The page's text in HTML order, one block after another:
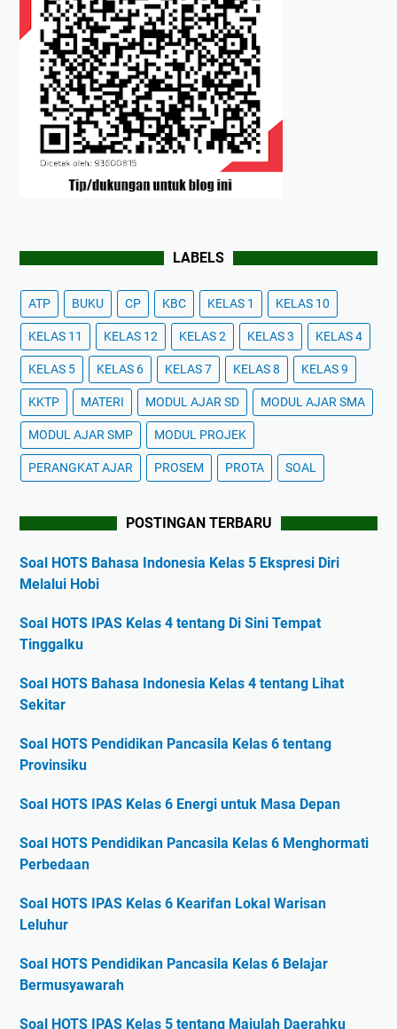
LABELS
ATP BUKU CP KBC KELAS 1 KELAS 10
KELAS 11 KELAS 12 KELAS 2 KELAS 3 KELAS 4
KELAS 5 KELAS 6 KELAS 7 KELAS 8 KELAS 9
KKTP MATERI MODUL AJAR SD MODUL AJAR SMA
MODUL AJAR SMP MODUL PROJEK
PERANGKAT AJAR PROSEM PROTA SOAL
POSTINGAN TERBARU
Soal HOTS Bahasa Indonesia Kelas 5 Ekspresi Diri
Melalui Hobi
Soal HOTS IPAS Kelas 4 tentang Di Sini Tempat
Tinggalku
Soal HOTS Bahasa Indonesia Kelas 4 tentang Lihat
Sekitar
Soal HOTS Pendidikan Pancasila Kelas 6 tentang
Provinsiku
Soal HOTS IPAS Kelas 6 Energi untuk Masa Depan
Soal HOTS Pendidikan Pancasila Kelas 6 Menghormati
Perbedaan
Soal HOTS IPAS Kelas 6 Kearifan Lokal Warisan
Leluhur
Soal HOTS Pendidikan Pancasila Kelas 6 Belajar
Bermusyawarah
Soal HOTS IPAS Kelas 5 tentang Majulah Daerahku